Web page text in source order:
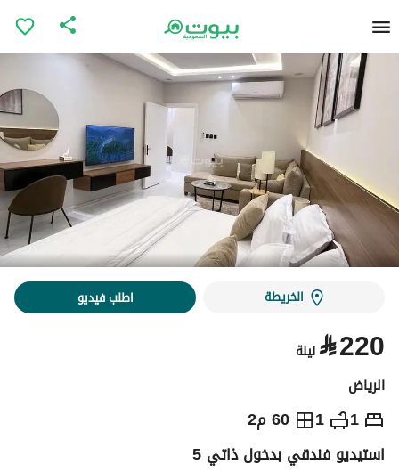
الخريطة اطلب فيديو
⃁220 ليلة
الرياض
1
1 60 م2 ⃁
220 يومياً
السياحة الاماكن القريبة
استيديو فندقي بدخول ذاتي 5